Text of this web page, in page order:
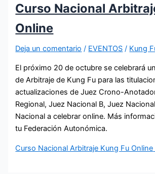
Curso Nacional
Online
Deja un comentario / EVENTOS / Kung
El próximo 20 de octubre se celebrará
de Arbitraje de Kung Fu para las
actualizaciones de Juez Crono-
Regional, Juez Nacional B, Juez
Nacional a celebrar online. Más
tu Federación Autonómica.
Curso Nacional Arbitraje Kung Fu Online